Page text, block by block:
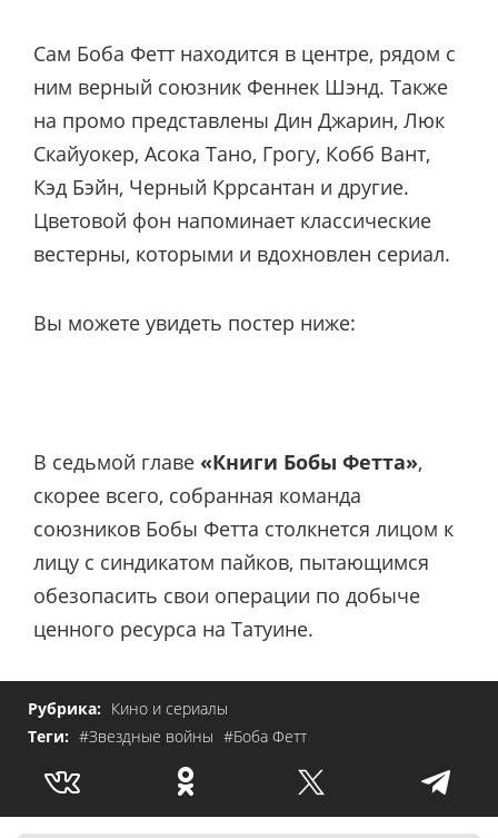
Сам Боба Фетт находится в центре, рядом с
ним верный союзник Феннек Шэнд. Также
на промо представлены Дин Джарин, Люк
Скайуокер, Асока Тано, Грогу, Кобб Вант,
Кэд Бэйн, Черный Кррсантан и другие.
Цветовой фон напоминает классические
вестерны, которыми и вдохновлен сериал.
Вы можете увидеть постер ниже:
В седьмой главе «Книги Бобы Фетта»,
скорее всего, собранная команда
союзников Бобы Фетта столкнется лицом к
лицу с синдикатом пайков, пытающимся
обезопасить свои операции по добыче
ценного ресурса на Татуине.
Рубрика: Кино и сериалы
Теги: #Звездные войны #Боба Фетт